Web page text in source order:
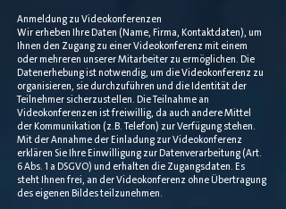
Anmeldung zu Videokonferenzen
Wir erheben Ihre Daten (Name, Firma, Kontaktdaten), um
Ihnen den Zugang zu einer Videokonferenz mit einem
oder mehreren unserer Mitarbeiter zu ermöglichen. Die
Datenerhebung ist notwendig, um die Videokonferenz zu
organisieren, sie durchzuführen und die Identität der
Teilnehmer sicherzustellen. Die Teilnahme an
Videokonferenzen ist freiwillig, da auch andere Mittel
der Kommunikation (z.B. Telefon) zur Verfügung stehen.
Mit der Annahme der Einladung zur Videokonferenz
erklären Sie Ihre Einwilligung zur Datenverarbeitung (Art.
6 Abs. 1 a DSGVO) und erhalten die Zugangsdaten. Es
steht Ihnen frei, an der Videokonferenz ohne Übertragung
des eigenen Bildes teilzunehmen.